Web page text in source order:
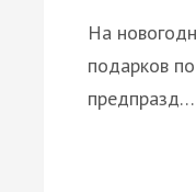
На
подарков
предпразд…